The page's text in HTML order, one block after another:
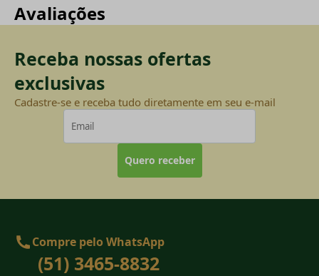
Avaliações
Receba nossas ofertas
exclusivas
Cadastre-se e receba tudo diretamente em seu e-mail
Quero receber
Compre pelo WhatsApp
(51) 3465-8832